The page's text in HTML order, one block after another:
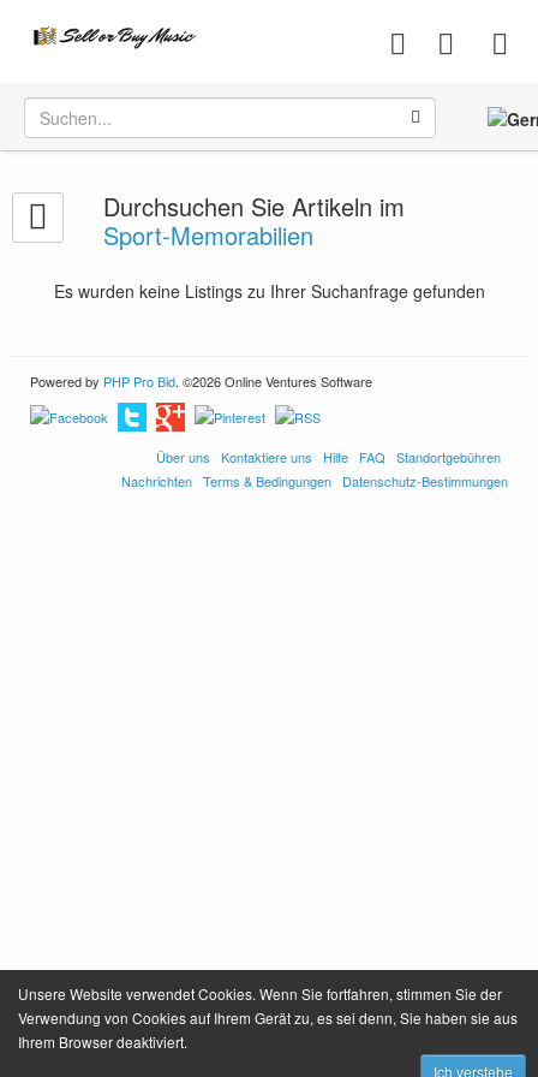
Durchsuchen Sie Artikeln im
Sport-Memorabilien
Es wurden keine Listings zu Ihrer Suchanfrage gefunden
Powered by PHP Pro Bid. ©2026 Online Ventures Software
Über uns Kontaktiere uns Hilfe FAQ
Standortgebühren
Nachrichten Terms & Bedingungen Datenschutz-Bestimmungen
Unsere Website verwendet Cookies. Wenn Sie fortfahren, stimmen Sie der
Verwendung von Cookies auf Ihrem Gerät zu, es sei denn, Sie haben sie aus
Ihrem Browser deaktiviert.
Ich verstehe